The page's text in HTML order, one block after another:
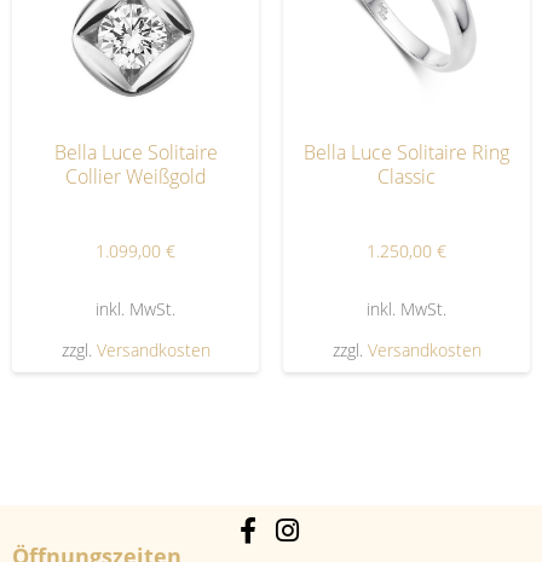
Bella Luce Solitaire
Collier Weißgold
1.099,00 €
inkl. MwSt.
zzgl. Versandkosten
Bella Luce Solitaire Ring
Classic
1.250,00 €
inkl. MwSt.
zzgl. Versandkosten
Öffnungszeiten